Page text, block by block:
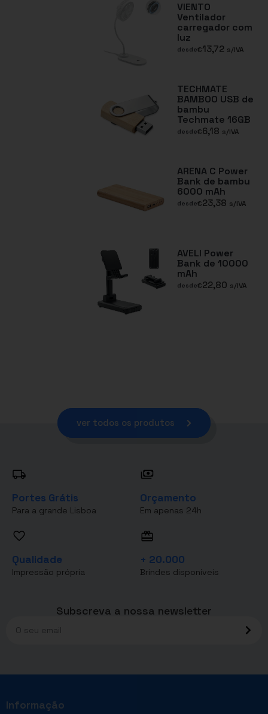
VIENTO
Ventilador
carregador com
luz
desde€13,72 s/IVA
TECHMATE
BAMBOO USB de
bambu
Techmate 16GB
desde€6,18 s/IVA
ARENA C Power
Bank de bambu
6000 mAh
desde€23,38 s/IVA
AVELI Power
Bank de 10000
mAh
desde€22,80 s/IVA
ver todos os produtos
Portes Grátis
Para a grande Lisboa
Orçamento
Em apenas 24h
Qualidade
Impressão própria
+ 20.000
Brindes disponíveis
Subscreva a nossa newsletter
Informação